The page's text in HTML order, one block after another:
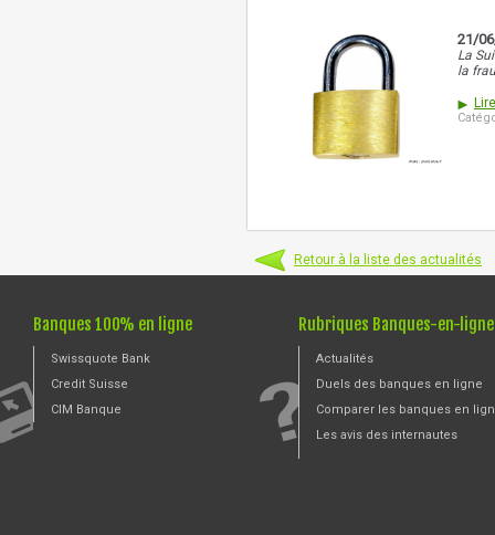
21/
La
la
Retour à la liste des actualités
Banques 100% en ligne
Swissquote Bank
Credit Suisse
CIM Banque
Rubriques Banques-en-
Actualités
Duels des banques en ligne
Comparer les banques en
Les avis des internautes